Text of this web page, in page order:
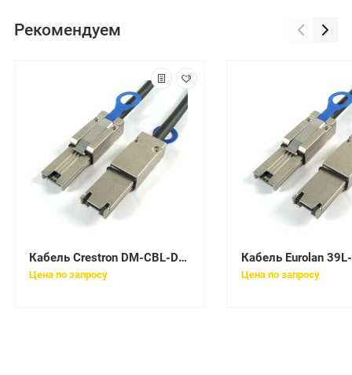
Рекомендуем
Кабель Crestron DM-CBL-D-P-SP500
Цена по запросу Цена по запросу